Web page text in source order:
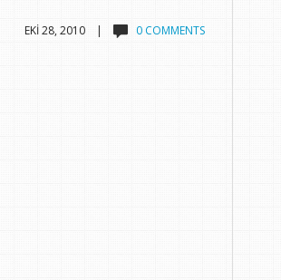
EKI 28, 2010 | 0 COMMENTS